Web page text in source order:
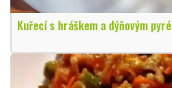
Kuřecí s hráškem a dýňovým pyré